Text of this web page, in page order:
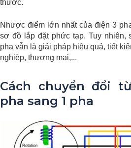
thước.
Nhược điểm lớn nhất của điện 3
sơ đồ lắp đặt phức tạp. Tuy nhiên,
pha vẫn là giải pháp hiệu quả, tiết
nghiệp, thương mại,...
Cách chuyển đổi
pha sang 1 pha